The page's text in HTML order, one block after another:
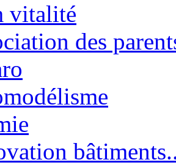
vitalité
des